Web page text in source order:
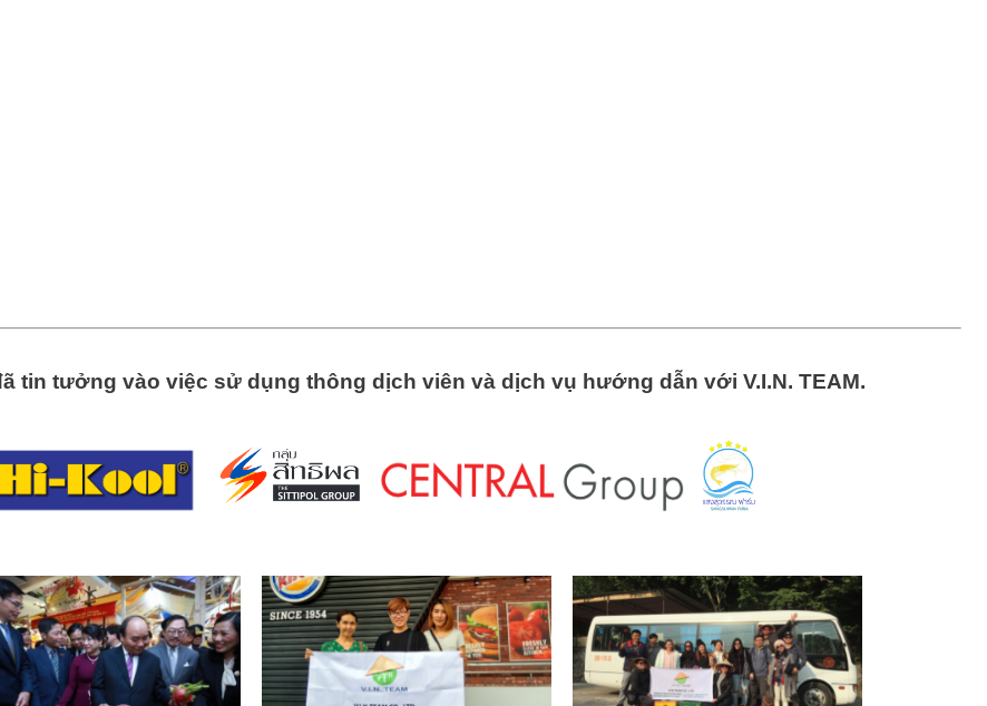
tin tưởng vào việc sử dụng thông dịch viên và dịch vụ hướng dẫn với V.I.N. TEAM.